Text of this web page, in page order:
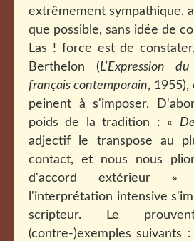
extrêmement sympathique,
que possible, sans idée de
Las ! force est de
Berthelon (L'Expression
français contemporain, 1955),
peinent à s'imposer.
poids de la tradition : «
adjectif le transpose au
contact, et nous nous
d'accord extérieur »
l'interprétation intensive
scripteur. Le
(contre-)exemples suivants